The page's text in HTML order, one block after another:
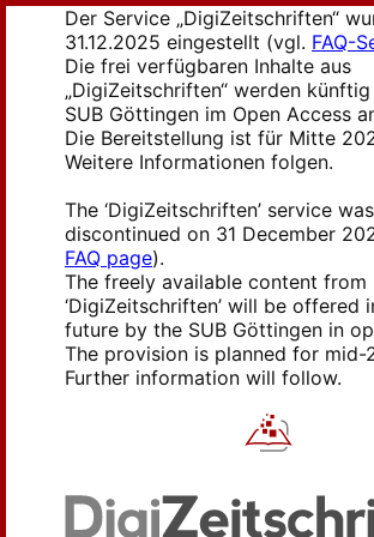
Der Service „DigiZeitschriften“
31.12.2025 eingestellt (vgl. FAQ-
Die frei verfügbaren Inhalte aus
„DigiZeitschriften“ werden
SUB Göttingen im Open Access
Die Bereitstellung ist für Mitte
Weitere Informationen folgen.
The ‘DigiZeitschriften’ service was
discontinued on 31 December
FAQ page).
The freely available content from
‘DigiZeitschriften’ will be offered
future by the SUB Göttingen in
The provision is planned for mid-
Further information will follow.